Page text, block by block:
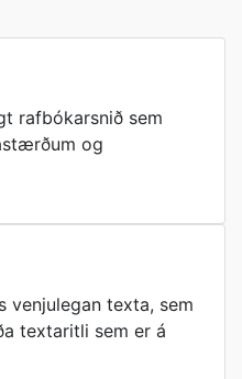
rafbókarsnið sem
og
venjulegan texta, sem
textaritli sem er á